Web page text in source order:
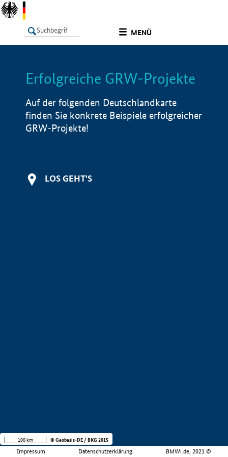
MENÜ
LISTE Info
Erfolgreiche GRW-Projekte
Auf der folgenden Deutschlandkarte
finden Sie konkrete Beispiele erfolgreicher
GRW-Projekte!
LOS GEHT'S
Impressum Datenschutzerklärung BMWi.de, 2021 ©
100 km © Geobasis-DE / BKG 2015